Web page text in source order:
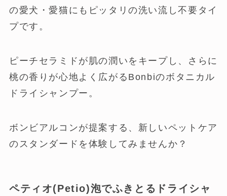
の愛犬・愛猫にもピッタリの洗い流し不要タイ
プです。
ピーチセラミドが肌の潤いをキープし、さらに
桃の香りが心地よく広がるBonbiのボタニカル
ドライシャンプー。
ボンビアルコンが提案する、新しいペットケア
のスタンダードを体験してみませんか？
ペティオ(Petio)泡でふきとるドライシャ